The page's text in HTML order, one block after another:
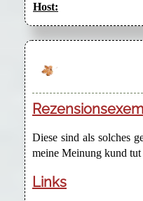
Host:
Diese sind als solches
meine Meinung kund
Links